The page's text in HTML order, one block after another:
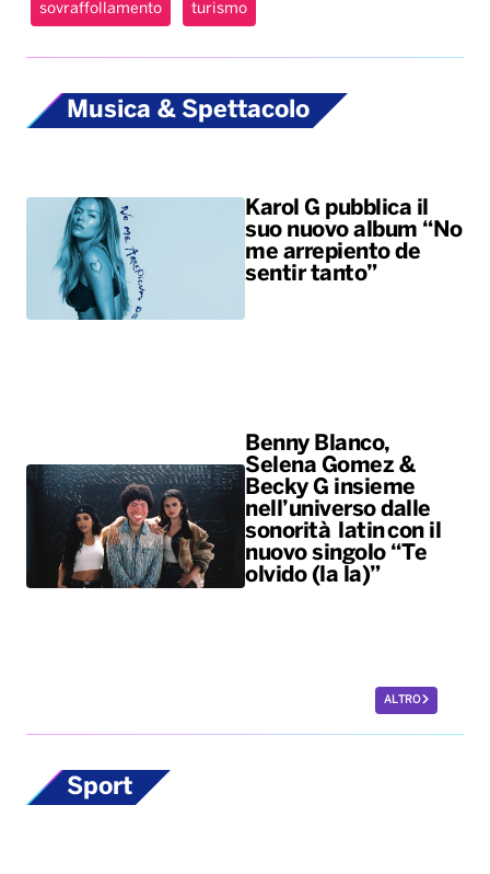
sovraffollamento turismo
Musica & Spettacolo
Karol G pubblica il
suo nuovo album “No
me arrepiento de
sentir tanto”
Benny Blanco,
Selena Gomez &
Becky G insieme
nell’universo dalle
sonorità latin con il
nuovo singolo “Te
olvido (la la)”
ALTRO
Sport